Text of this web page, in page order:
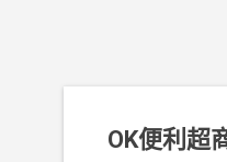
OK便利超